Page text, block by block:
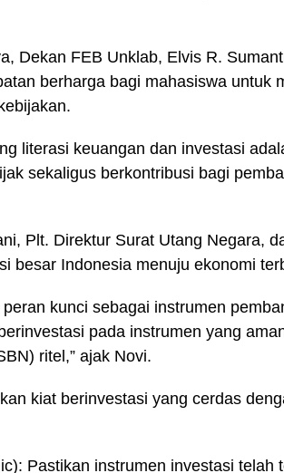
Dekan FEB Unklab, Elvis R.
berharga bagi mahasiswa untuk
literasi keuangan dan investasi
sekaligus berkontribusi bagi
Plt. Direktur Surat Utang Negara,
besar Indonesia menuju ekonomi
peran kunci sebagai instrumen
pada instrumen yang
ritel,” ajak Novi.
kiat berinvestasi yang cerdas
Pastikan instrumen investasi